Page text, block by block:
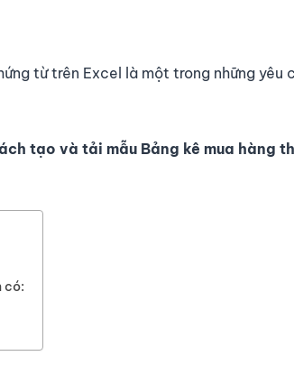
từ trên Excel là một trong những yêu
tạo và tải mẫu Bảng kê mua hàng
có: